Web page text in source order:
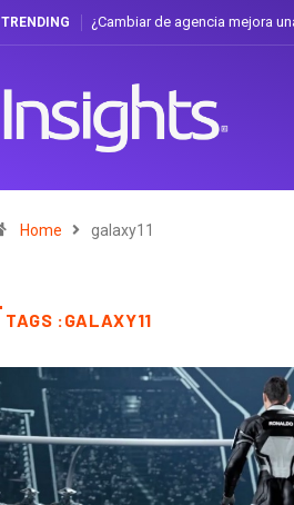
TRENDING ¿Cambiar de agencia mejora
Home galaxy11
TAGS :GALAXY11